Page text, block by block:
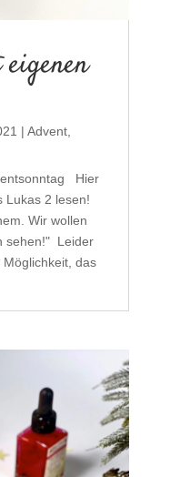
| Advent,
Hier
Lukas 2 lesen!
Wir wollen
sehen!" Leider
das